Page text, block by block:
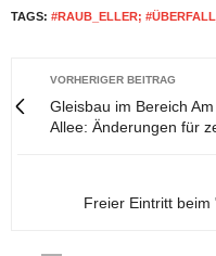
TAGS: #RAUB_ELLER;
VORHERIGER BEITRAG
Gleisbau im Bereich
Allee: Änderungen für
Freier Eintritt